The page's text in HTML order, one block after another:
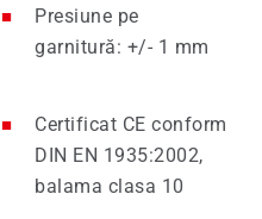
Presiune pe
garnitură: +/- 1 mm
Certificat CE conform
DIN EN 1935:2002,
balama clasa 10